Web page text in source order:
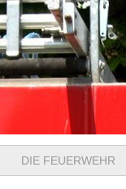
DIE FEUERWEHR